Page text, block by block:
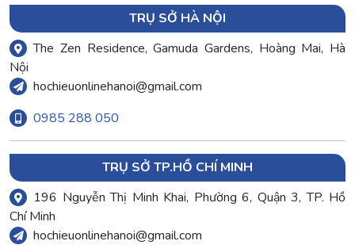
TRỤ SỞ HÀ NỘI
The Zen Residence, Gamuda Gardens, Hoàng Mai, Hà
Nội
hochieuonlinehanoi@gmail.com
0985 288 050
TRỤ SỞ TP.HỒ CHÍ MINH
196 Nguyễn Thị Minh Khai, Phường 6, Quận 3, TP. Hồ
Chí Minh
hochieuonlinehanoi@gmail.com